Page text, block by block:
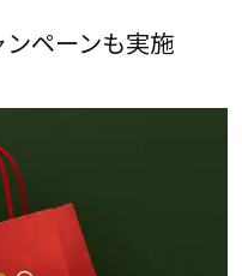
ペーンも実施